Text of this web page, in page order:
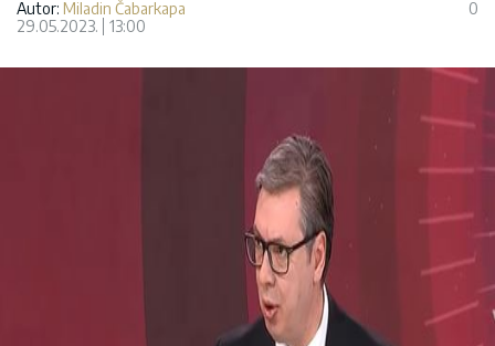
Autor: Miladin Čabarkapa
29.05.2023.
13:00
0